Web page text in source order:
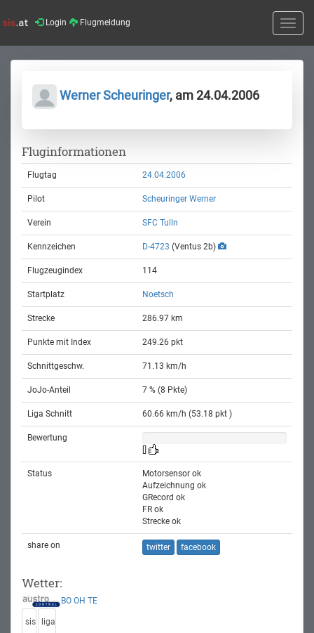
Login Flugmeldung
Toggle
Werner Scheuringer, am 24.04.2006
Fluginformationen
Flugtag 24.04.2006
Pilot Scheuringer Werner
Verein SFC Tulln
Kennzeichen D-4723 (Ventus 2b)
Flugzeugindex 114
Startplatz Noetsch
Strecke 286.97 km
Punkte mit Index 249.26 pkt
Schnittgeschw. 71.13 km/h
JoJo-Anteil 7 % (8 Pkte)
Liga Schnitt 60.66 km/h (53.18 pkt )
Bewertung
Status
Motorsensor ok
Aufzeichnung ok
GRecord ok
FR ok
Strecke ok
share on twitter facebook
Wetter:
BO OH TE
sis liga